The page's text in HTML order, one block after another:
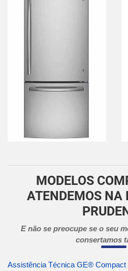
MODELOS
ATENDEMOS NA
E não se preocupe se o seu
consertamos
Assistência Técnica GE® Compact